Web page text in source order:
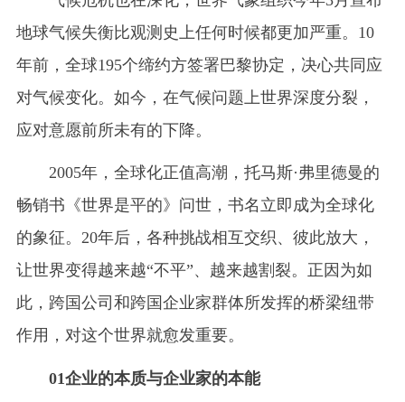
地球气候失衡比观测史上任何时候都更加严重。10
年前，全球195个缔约方签署巴黎协定，决心共同应
对气候变化。如今，在气候问题上世界深度分裂，
应对意愿前所未有的下降。
2005年，全球化正值高潮，托马斯·弗里德曼的
畅销书《世界是平的》问世，书名立即成为全球化
的象征。20年后，各种挑战相互交织、彼此放大，
让世界变得越来越“不平”、越来越割裂。正因为如
此，跨国公司和跨国企业家群体所发挥的桥梁纽带
作用，对这个世界就愈发重要。
01企业的本质与企业家的本能